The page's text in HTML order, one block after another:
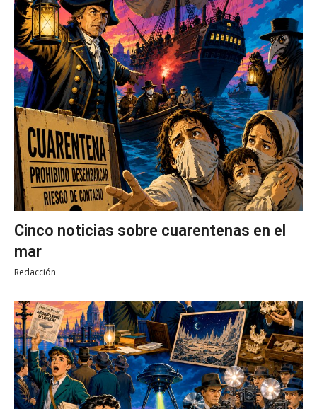
Cinco noticias sobre cuarentenas en el
mar
Redacción